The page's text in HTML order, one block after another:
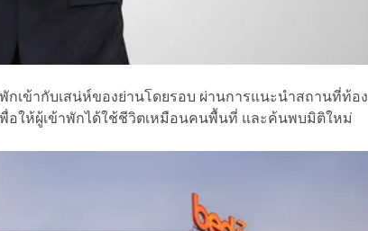
กเข้ากับเสน่ห์ของย่านโดยรอบ ผ่านการแนะนำสถานที่ท้อง
อให้ผู้เข้าพักได้ใช้ชีวิตเหมือนคนพื้นที่ และค้นพบมิติใหม่